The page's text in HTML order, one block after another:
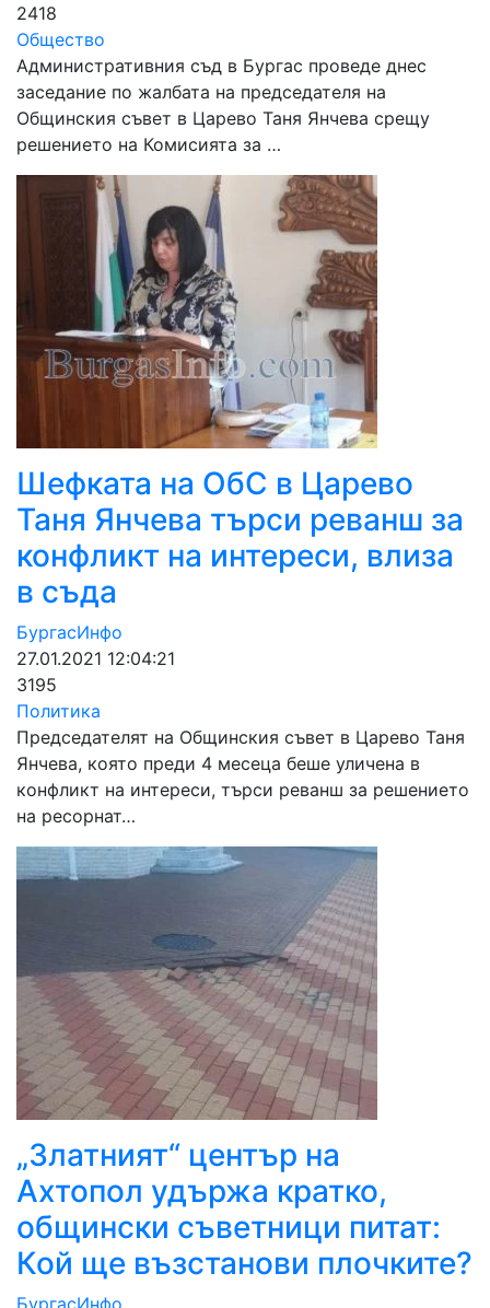
2418
Общество
Административния съд в Бургас проведе днес
заседание по жалбата на председателя на
Общинския съвет в Царево Таня Янчева срещу
решението на Комисията за …
Шефката на ОбС в Царево
Таня Янчева търси реванш за
конфликт на интереси, влиза
в съда
БургасИнфо
27.01.2021 12:04:21
3195
Политика
Председателят на Общинския съвет в Царево Таня
Янчева, която преди 4 месеца беше уличена в
конфликт на интереси, търси реванш за решението
на ресорнат…
„Златният“ център на
Ахтопол удържа кратко,
общински съветници питат:
Кой ще възстанови плочките?